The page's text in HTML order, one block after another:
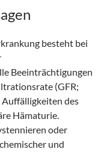
besteht bei
Beeinträchtigungen
(GFR;
Auffälligkeiten des
Hämaturie.
oder
und